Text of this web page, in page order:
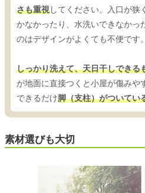
さも重視してください。入口が狭
かなかったり、水洗いできなかっ
のはデザインがよくても不便です。
しっかり洗えて、天日干しできる
が地面に直接つくと小屋が傷みや
できるだけ脚（支柱）がついてい
素材選びも大切